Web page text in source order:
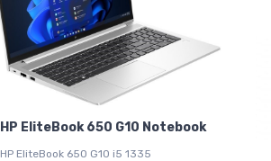
HP EliteBook 650 G10 Notebook
HP EliteBook 650 G10 i5 1335